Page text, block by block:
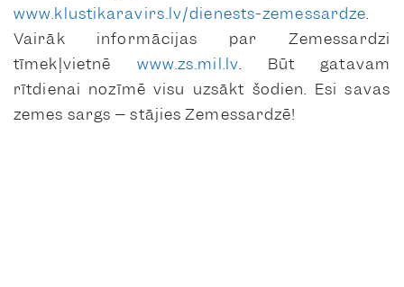
www.klustikaravirs.lv/dienests-zemessardze.
Vairāk informācijas par Zemessardzi
tīmekļvietnē www.zs.mil.lv. Būt gatavam
rītdienai nozīmē visu uzsākt šodien. Esi savas
zemes sargs – stājies Zemessardzē!